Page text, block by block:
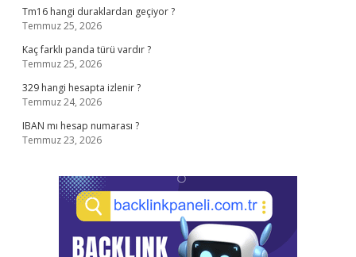
Tm16 hangi duraklardan geçiyor ?
Temmuz 25, 2026
Kaç farklı panda türü vardır ?
Temmuz 25, 2026
329 hangi hesapta izlenir ?
Temmuz 24, 2026
IBAN mı hesap numarası ?
Temmuz 23, 2026